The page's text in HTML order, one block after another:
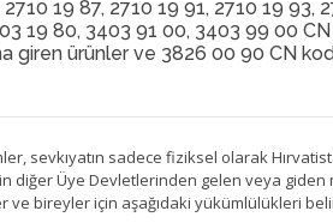
19 87, 2710 19 91, 2710 19
19 80, 3403 91 00, 3403 99 00
giren ürünler ve 3826 00 90 CN
sevkıyatın sadece fiziksel olarak
diğer Üye Devletlerinden gelen veya
ve bireyler için aşağıdaki yükümlülükleri